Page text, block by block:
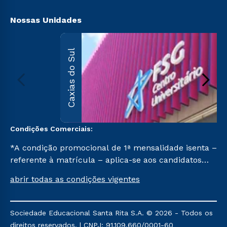
Nossas Unidades
Caxias do Sul
Condições Comerciais:
*A condição promocional de 1ª mensalidade isenta –
referente à matrícula – aplica-se aos candidatos
na prova on-line ou agendada, que ofertam bolsas
semestre de 2023, que ainda não tenham efetivado
e/ou não tenham cancelado ou trancado sua
abrir todas as condições vigentes
Sociedade Educacional Santa Rita S.A. © 2026 - Todos os
direitos reservados. | CNPJ: 91.109.660/0001-60